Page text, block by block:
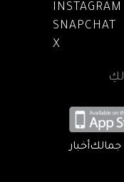
INSTAGRAM
SNAPCHAT
X
جمالكأخبار